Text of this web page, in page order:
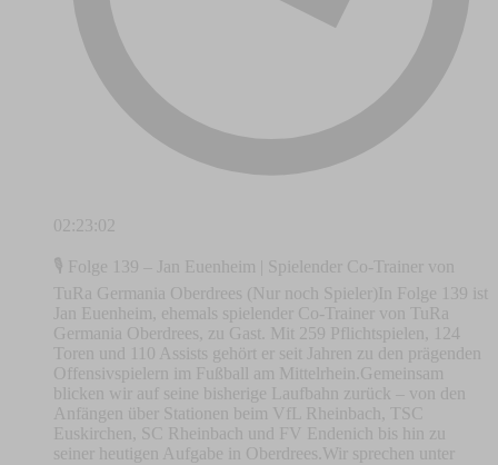
02:23:02
🎙️ Folge 139 – Jan Euenheim | Spielender Co-Trainer von
TuRa Germania Oberdrees (Nur noch Spieler)In Folge 139 ist
Jan Euenheim, ehemals spielender Co-Trainer von TuRa
Germania Oberdrees, zu Gast. Mit 259 Pflichtspielen, 124
Toren und 110 Assists gehört er seit Jahren zu den prägenden
Offensivspielern im Fußball am Mittelrhein.Gemeinsam
blicken wir auf seine bisherige Laufbahn zurück – von den
Anfängen über Stationen beim VfL Rheinbach, TSC
Euskirchen, SC Rheinbach und FV Endenich bis hin zu
seiner heutigen Aufgabe in Oberdrees.Wir sprechen unter